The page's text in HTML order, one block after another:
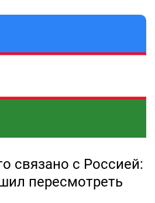
связано с Россией:
пересмотреть